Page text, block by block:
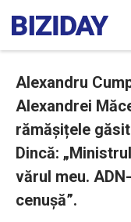
Alexandru
Alexandrei
rămășițele
Dincă:
vărul meu.
cenușă”.